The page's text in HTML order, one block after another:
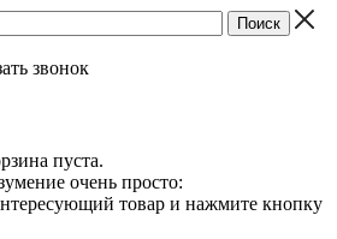
звонок
пуста.
очень просто:
товар и нажмите кнопку